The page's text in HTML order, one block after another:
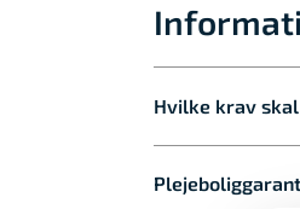
Hvilke krav